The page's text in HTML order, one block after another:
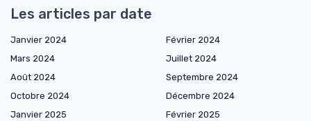
Les articles par date
Janvier 2024
Février 2024
Mars 2024
Juillet 2024
Août 2024
Septembre 2024
Octobre 2024
Décembre 2024
Janvier 2025
Février 2025